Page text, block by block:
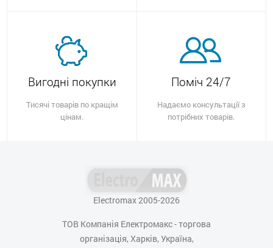
Вигодні покупки
Тисячі товарів по кращім
цінам.
Поміч 24/7
Надаємо консультації з
потрібних товарів.
Electromax 2005-2026
ТОВ Компанія Електромакс - торгова
організація, Харків, Україна,